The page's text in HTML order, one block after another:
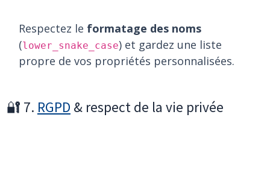
Respectez le formatage des noms
(lower_snake_case) et gardez une liste
propre de vos propriétés personnalisées.
🔐 7. RGPD & respect de la vie privée